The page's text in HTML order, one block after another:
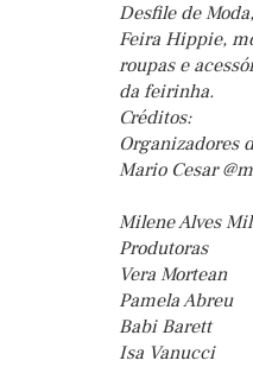
Desfile de
Feira Hippie,
roupas e
da feirinha.
Créditos:
Organizadores
Mario Cesar
Milene Alves
Produtoras
Vera Mortean
Pamela Abreu
Babi Barett
Isa Vanucci